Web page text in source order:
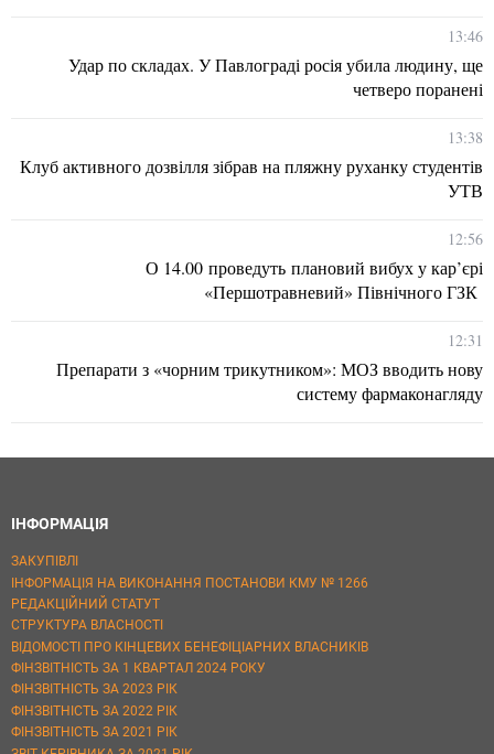
13:46
Удар по складах. У Павлограді росія убила людину, ще
четверо поранені
13:38
Клуб активного дозвілля зібрав на пляжну руханку студентів
УТВ
12:56
О 14.00 проведуть плановий вибух у кар’єрі
«Першотравневий» Північного ГЗК
12:31
Препарати з «чорним трикутником»: МОЗ вводить нову
систему фармаконагляду
ІНФОРМАЦІЯ
ЗАКУПІВЛІ
ІНФОРМАЦІЯ НА ВИКОНАННЯ ПОСТАНОВИ КМУ № 1266
РЕДАКЦІЙНИЙ СТАТУТ
СТРУКТУРА ВЛАСНОСТІ
ВІДОМОСТІ ПРО КІНЦЕВИХ БЕНЕФІЦІАРНИХ ВЛАСНИКІВ
ФІНЗВІТНІСТЬ ЗА 1 КВАРТАЛ 2024 РОКУ
ФІНЗВІТНІСТЬ ЗА 2023 РІК
ФІНЗВІТНІСТЬ ЗА 2022 РІК
ФІНЗВІТНІСТЬ ЗА 2021 РІК